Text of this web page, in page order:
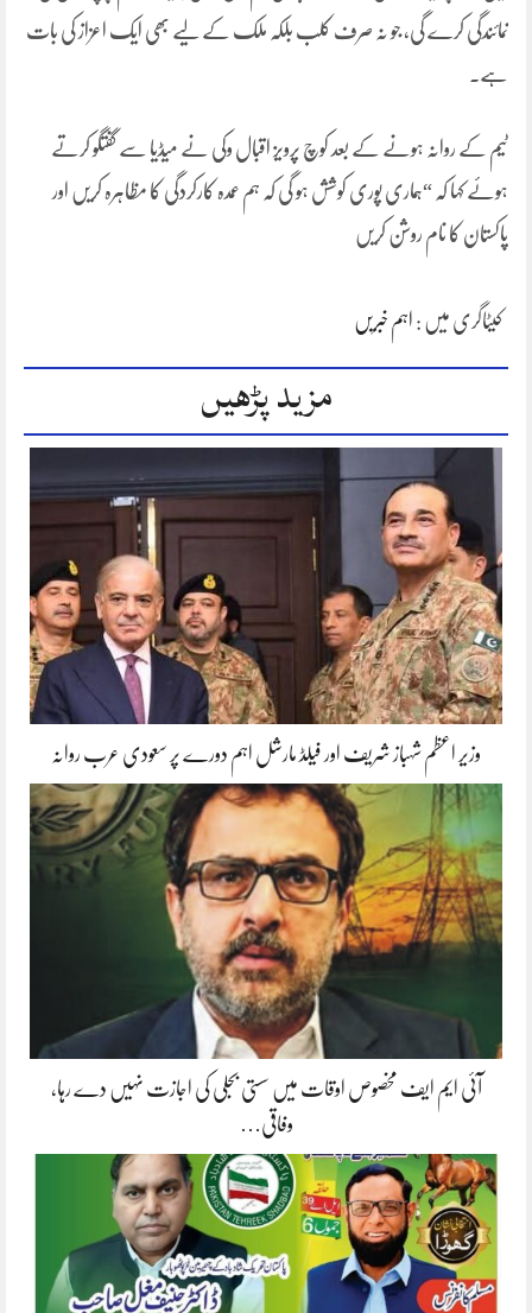
نمائندگی کرے گی، جو نہ صرف کلب بلکہ ملک کے لیے بھی ایک اعزاز کی بات
ہے۔
ٹیم کے روانہ ہونے کے بعد کوچ پرویز اقبال وکی نے میڈیا سے گفتگو کرتے
ہوئے کہا کہ “ہماری پوری کوشش ہو گی کہ ہم عمدہ کارکردگی کا مظاہرہ کریں اور
پاکستان کا نام روشن کریں
کیٹاگری میں : اہم خبریں
مزید پڑھیں
وزیر اعظم شہباز شریف اور فیلڈ مارشل اہم دورے پر سعودی عرب روانہ
آئی ایم ایف مخصوص اوقات میں سستی بجلی کی اجازت نہیں دے رہا،
وفاقی…